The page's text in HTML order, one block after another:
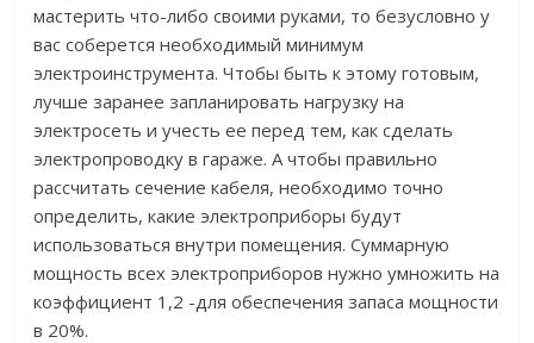
мастерить что-либо своими руками, то безусловно у
вас соберется необходимый минимум
электроинструмента. Чтобы быть к этому готовым,
лучше заранее запланировать нагрузку на
электросеть и учесть ее перед тем, как сделать
электропроводку в гараже. А чтобы правильно
рассчитать сечение кабеля, необходимо точно
определить, какие электроприборы будут
использоваться внутри помещения. Суммарную
мощность всех электроприборов нужно умножить на
коэффициент 1,2 -для обеспечения запаса мощности
в 20%.